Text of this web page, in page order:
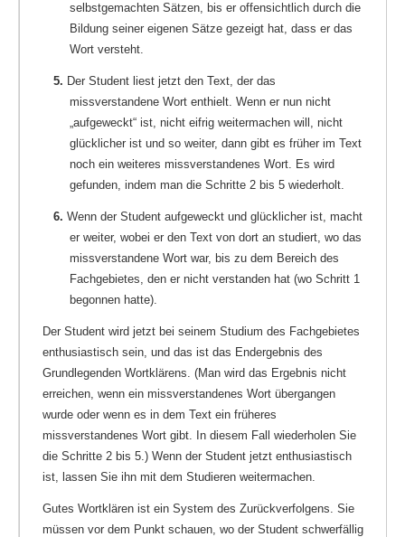
selbstgemachten Sätzen, bis er offensichtlich durch die
Bildung seiner eigenen Sätze gezeigt hat, dass er das
Wort versteht.
5. Der Student liest jetzt den Text, der das
missverstandene Wort enthielt. Wenn er nun nicht
„aufgeweckt“ ist, nicht eifrig weitermachen will, nicht
glücklicher ist und so weiter, dann gibt es früher im Text
noch ein weiteres missverstandenes Wort. Es wird
gefunden, indem man die Schritte 2 bis 5 wiederholt.
6. Wenn der Student aufgeweckt und glücklicher ist, macht
er weiter, wobei er den Text von dort an studiert, wo das
missverstandene Wort war, bis zu dem Bereich des
Fachgebietes, den er nicht verstanden hat (wo Schritt 1
begonnen hatte).
Der Student wird jetzt bei seinem Studium des Fachgebietes
enthusiastisch sein, und das ist das Endergebnis des
Grundlegenden Wortklärens. (Man wird das Ergebnis nicht
erreichen, wenn ein missverstandenes Wort übergangen
wurde oder wenn es in dem Text ein früheres
missverstandenes Wort gibt. In diesem Fall wiederholen Sie
die Schritte 2 bis 5.) Wenn der Student jetzt enthusiastisch
ist, lassen Sie ihn mit dem Studieren weitermachen.
Gutes Wortklären ist ein System des Zurückverfolgens. Sie
müssen vor dem Punkt schauen, wo der Student schwerfällig